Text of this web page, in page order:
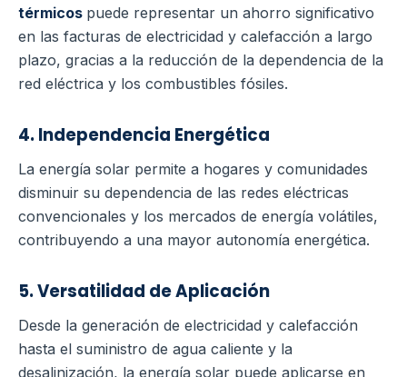
térmicos puede representar un ahorro significativo
en las facturas de electricidad y calefacción a largo
plazo, gracias a la reducción de la dependencia de la
red eléctrica y los combustibles fósiles.
4. Independencia Energética
La energía solar permite a hogares y comunidades
disminuir su dependencia de las redes eléctricas
convencionales y los mercados de energía volátiles,
contribuyendo a una mayor autonomía energética.
5. Versatilidad de Aplicación
Desde la generación de electricidad y calefacción
hasta el suministro de agua caliente y la
desalinización, la energía solar puede aplicarse en